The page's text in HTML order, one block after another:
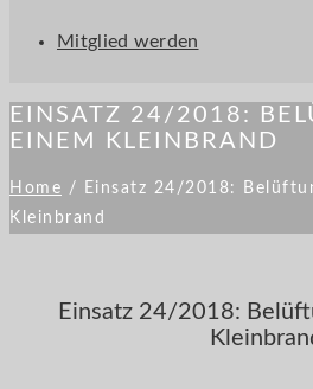
Mitglied werden
EINSATZ 24/2018:
EINEM KLEINBRAND
Home /
Einsatz 24/2018:
Kleinbrand
Einsatz 24/2018: